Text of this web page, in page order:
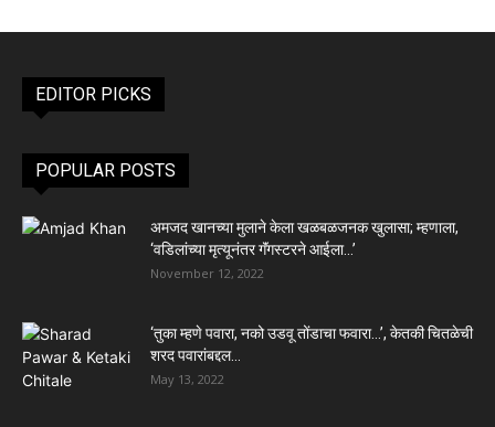
EDITOR PICKS
POPULAR POSTS
अमजद खानच्या मुलाने केला खळबळजनक खुलासा; म्हणाला,
‘वडिलांच्या मृत्यूनंतर गॅंगस्टरने आईला…’
November 12, 2022
‘तुका म्हणे पवारा, नको उडवू तोंडाचा फवारा…’, केतकी चितळेची
शरद पवारांबद्दल...
May 13, 2022